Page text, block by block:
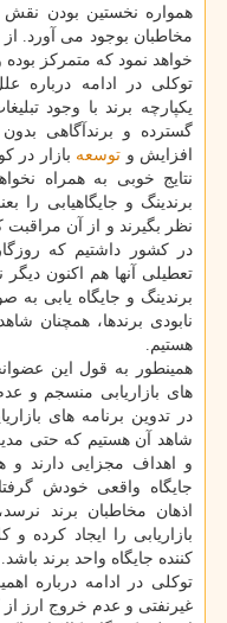
همواره نخستین بودن نقش
مخاطبان بوجود می آورد.
خواهد نمود که متمرکز بوده
توکلی در ادامه درباره
یکپارچه برند با وجود
گسترده و برندآگاهی
افزایش و توسعه بازار در
نتایج خوبی به همراه
برندینگ و جایگاهیابی را
نظر بگیرند و از آن مراقبت
در کشور داشتیم که
تعطیلی آنها هم اکنون
برندینگ و جایگاه یابی
نابودی برندها، همچنان
هستیم.
همینطور به قول این
های بازاریابی منسجم و
در تدوین برنامه های
شاهد آن هستیم که حتی
و اهداف مجزایی دارند و
جایگاه واقعی خودش
اذهان مخاطبان برند
بازاریابی را ایجاد کرده و
کننده جایگاه واحد برند باشد.
توکلی در ادامه درباره
غیرنفتی و عدم خروج ارز از